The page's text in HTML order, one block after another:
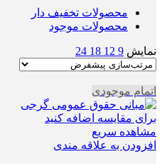
محصولات تخفیف دار
محصولات موجود
نمایش 9
12
18
24
اتمام موجودی
برای مقایسه اضافه کنید
مشاهده سریع
افزودن به علاقه مندی